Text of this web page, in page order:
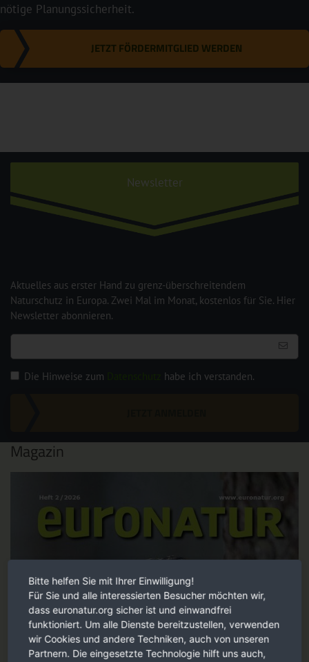
nötige Planungssicherheit.
JETZT FÖRDERMITGLIED WERDEN
Newsletter
Aktuelles aus erster Hand zu grenz-überschreitendem
Naturschutz in Europa. Zwei Mal im Monat, kostenlos für Sie. Hier
Newsletter abonnieren.
Die Hinweise zum habe ich verstanden.
Magazin
Bitte helfen Sie mit Ihrer Einwilligung!
Für Sie und alle interessierten Besucher möchten wir,
dass euronatur.org sicher ist und einwandfrei
funktioniert. Um alle Dienste bereitzustellen, verwenden
wir Cookies und andere Techniken, auch von unseren
Partnern. Die eingesetzte Technologie hilft uns auch,